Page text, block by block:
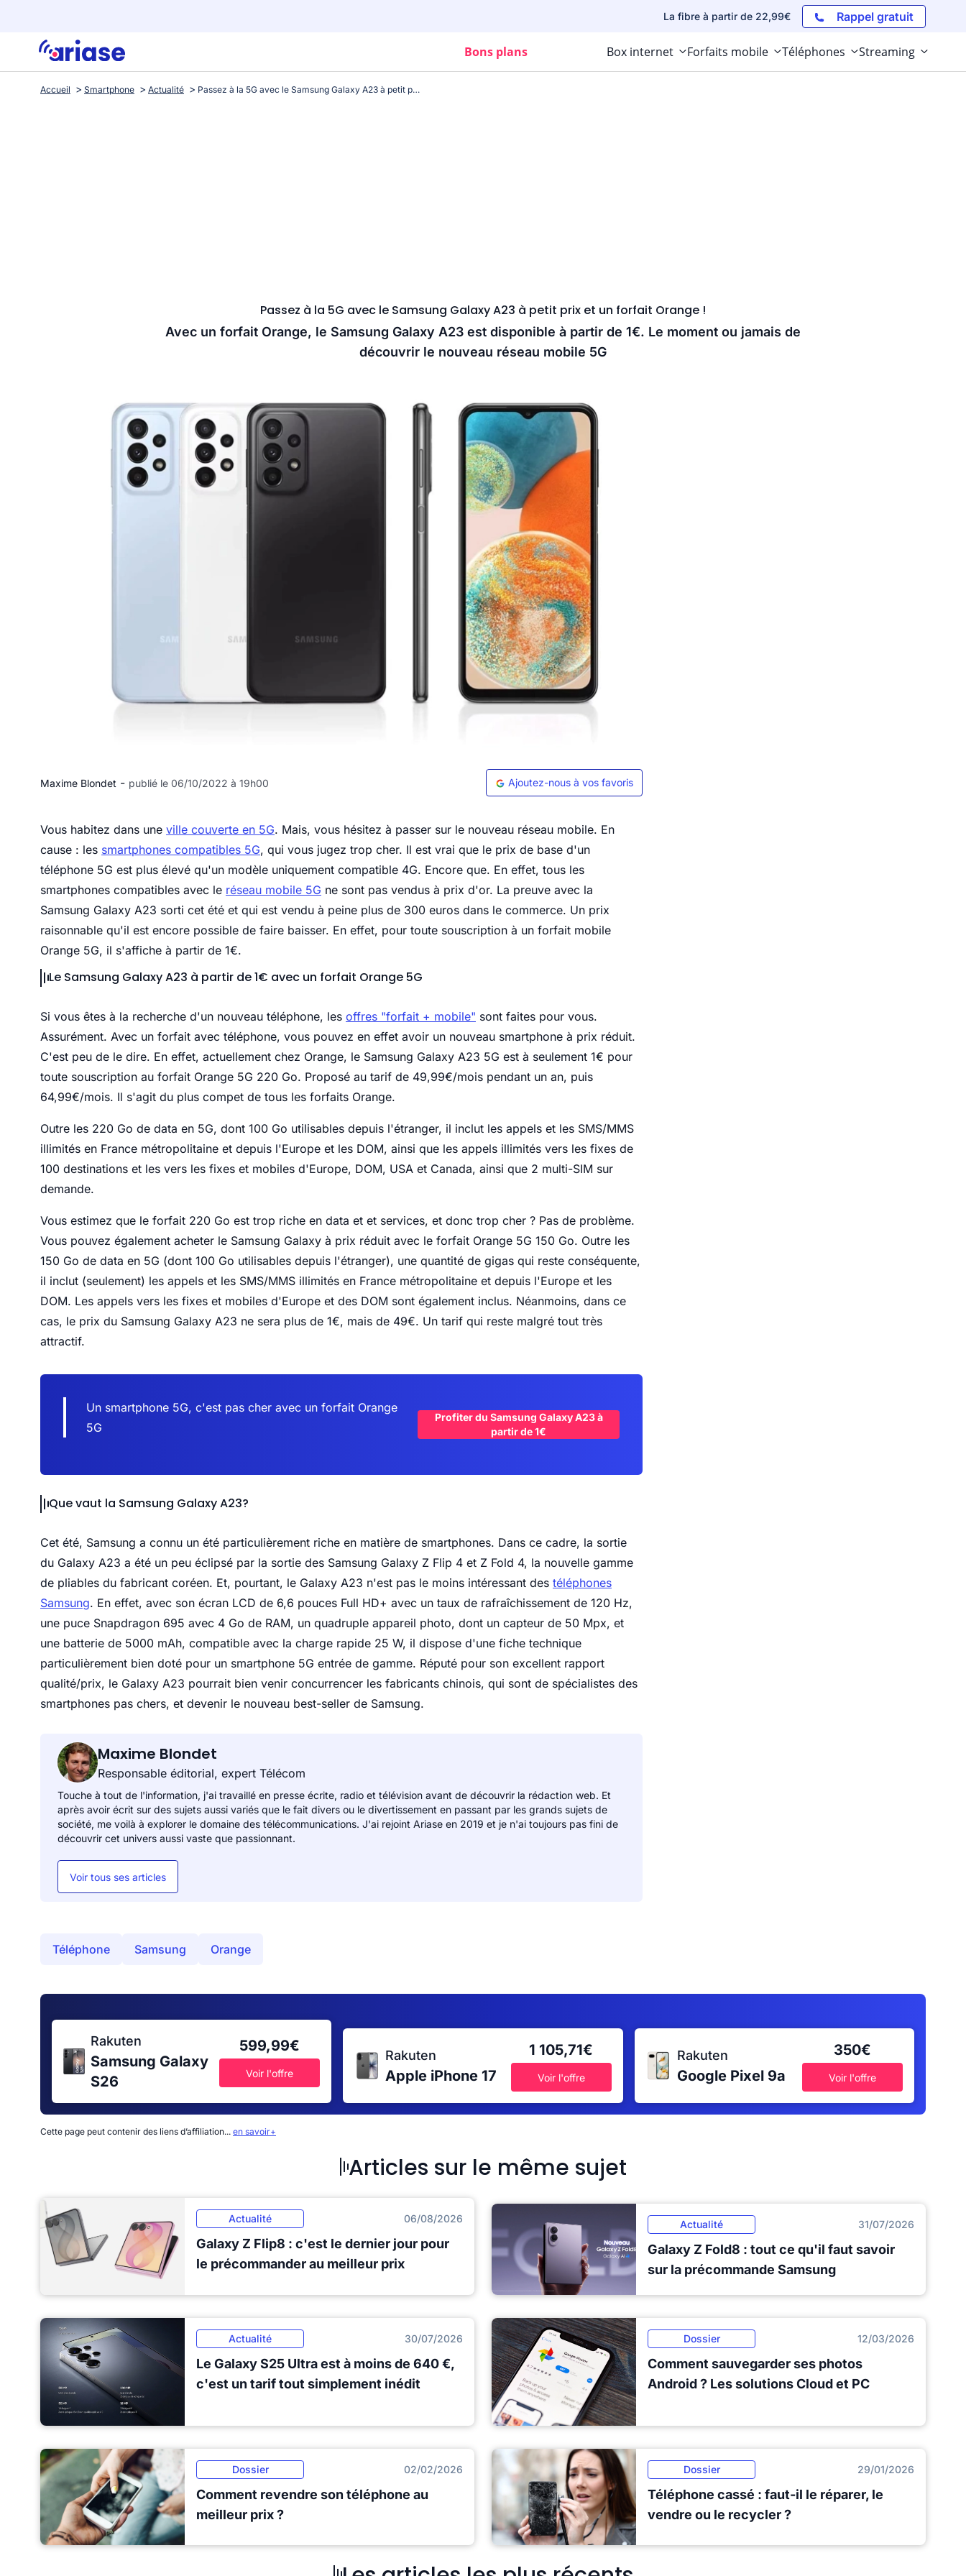
La fibre à partir de 22,99€ Rappel gratuit
Bons plans Box internet Forfaits mobile Téléphones Streaming
Accueil Smartphone Actualité Passez à la 5G avec le Samsung Galaxy A23 à petit prix et un forfait Orange !
Passez à la 5G avec le Samsung Galaxy A23 à petit prix et un forfait Orange !
Avec un forfait Orange, le Samsung Galaxy A23 est disponible à partir de 1€. Le moment ou jamais de
découvrir le nouveau réseau mobile 5G
Maxime Blondet - publié le 06/10/2022 à 19h00 Ajoutez-nous à vos favoris
Vous habitez dans une ville couverte en 5G. Mais, vous hésitez à passer sur le nouveau réseau mobile. En
cause : les smartphones compatibles 5G, qui vous jugez trop cher. Il est vrai que le prix de base d'un
téléphone 5G est plus élevé qu'un modèle uniquement compatible 4G. Encore que. En effet, tous les
smartphones compatibles avec le réseau mobile 5G ne sont pas vendus à prix d'or. La preuve avec la
Samsung Galaxy A23 sorti cet été et qui est vendu à peine plus de 300 euros dans le commerce. Un prix
raisonnable qu'il est encore possible de faire baisser. En effet, pour toute souscription à un forfait mobile
Orange 5G, il s'affiche à partir de 1€.
Le Samsung Galaxy A23 à partir de 1€ avec un forfait Orange 5G
Si vous êtes à la recherche d'un nouveau téléphone, les offres "forfait + mobile" sont faites pour vous.
Assurément. Avec un forfait avec téléphone, vous pouvez en effet avoir un nouveau smartphone à prix réduit.
C'est peu de le dire. En effet, actuellement chez Orange, le Samsung Galaxy A23 5G est à seulement 1€ pour
toute souscription au forfait Orange 5G 220 Go. Proposé au tarif de 49,99€/mois pendant un an, puis
64,99€/mois. Il s'agit du plus compet de tous les forfaits Orange.
Outre les 220 Go de data en 5G, dont 100 Go utilisables depuis l'étranger, il inclut les appels et les SMS/MMS
illimités en France métropolitaine et depuis l'Europe et les DOM, ainsi que les appels illimités vers les fixes de
100 destinations et les vers les fixes et mobiles d'Europe, DOM, USA et Canada, ainsi que 2 multi-SIM sur
demande.
Vous estimez que le forfait 220 Go est trop riche en data et et services, et donc trop cher ? Pas de problème.
Vous pouvez également acheter le Samsung Galaxy à prix réduit avec le forfait Orange 5G 150 Go. Outre les
150 Go de data en 5G (dont 100 Go utilisables depuis l'étranger), une quantité de gigas qui reste conséquente,
il inclut (seulement) les appels et les SMS/MMS illimités en France métropolitaine et depuis l'Europe et les
DOM. Les appels vers les fixes et mobiles d'Europe et des DOM sont également inclus. Néanmoins, dans ce
cas, le prix du Samsung Galaxy A23 ne sera plus de 1€, mais de 49€. Un tarif qui reste malgré tout très
attractif.
Un smartphone 5G, c'est pas cher avec un forfait Orange
5G
Profiter du Samsung Galaxy A23 à
partir de 1€
Que vaut la Samsung Galaxy A23?
Cet été, Samsung a connu un été particulièrement riche en matière de smartphones. Dans ce cadre, la sortie
du Galaxy A23 a été un peu éclipsé par la sortie des Samsung Galaxy Z Flip 4 et Z Fold 4, la nouvelle gamme
de pliables du fabricant coréen. Et, pourtant, le Galaxy A23 n'est pas le moins intéressant des téléphones
Samsung. En effet, avec son écran LCD de 6,6 pouces Full HD+ avec un taux de rafraîchissement de 120 Hz,
une puce Snapdragon 695 avec 4 Go de RAM, un quadruple appareil photo, dont un capteur de 50 Mpx, et
une batterie de 5000 mAh, compatible avec la charge rapide 25 W, il dispose d'une fiche technique
particulièrement bien doté pour un smartphone 5G entrée de gamme. Réputé pour son excellent rapport
qualité/prix, le Galaxy A23 pourrait bien venir concurrencer les fabricants chinois, qui sont de spécialistes des
smartphones pas chers, et devenir le nouveau best-seller de Samsung.
Maxime Blondet
Responsable éditorial, expert Télécom
Touche à tout de l'information, j'ai travaillé en presse écrite, radio et télévision avant de découvrir la rédaction web. Et
après avoir écrit sur des sujets aussi variés que le fait divers ou le divertissement en passant par les grands sujets de
société, me voilà à explorer le domaine des télécommunications. J'ai rejoint Ariase en 2019 et je n'ai toujours pas fini de
découvrir cet univers aussi vaste que passionnant.
Voir tous ses articles
Téléphone Samsung Orange
Rakuten
Samsung Galaxy
S26
599,99€
Voir l'offre
Rakuten
Apple iPhone 17
1 105,71€
Voir l'offre
Rakuten
Google Pixel 9a
350€
Voir l'offre
Cette page peut contenir des liens d’affiliation... en savoir+
Articles sur le même sujet
Actualité 06/08/2026
Galaxy Z Flip8 : c'est le dernier jour pour
le précommander au meilleur prix
Actualité 31/07/2026
Galaxy Z Fold8 : tout ce qu'il faut savoir
sur la précommande Samsung
Actualité 30/07/2026
Le Galaxy S25 Ultra est à moins de 640 €,
c'est un tarif tout simplement inédit
Dossier 12/03/2026
Comment sauvegarder ses photos
Android ? Les solutions Cloud et PC
Dossier 02/02/2026
Comment revendre son téléphone au
meilleur prix ?
Dossier 29/01/2026
Téléphone cassé : faut-il le réparer, le
vendre ou le recycler ?